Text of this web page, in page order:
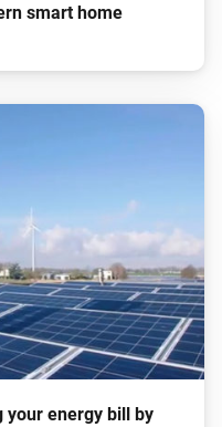
smart home
your energy bill by